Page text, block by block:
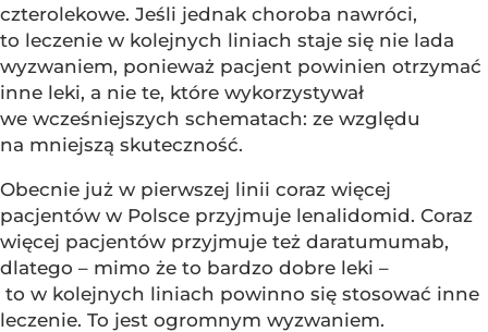
czterolekowe. Jeśli jednak choroba nawróci,
to leczenie w kolejnych liniach staje się nie lada
wyzwaniem, ponieważ pacjent powinien otrzymać
inne leki, a nie te, które wykorzystywał
we wcześniejszych schematach: ze względu
na mniejszą skuteczność.
Obecnie już w pierwszej linii coraz więcej
pacjentów w Polsce przyjmuje lenalidomid. Coraz
więcej pacjentów przyjmuje też daratumumab,
dlatego – mimo że to bardzo dobre leki –
to w kolejnych liniach powinno się stosować inne
leczenie. To jest ogromnym wyzwaniem.